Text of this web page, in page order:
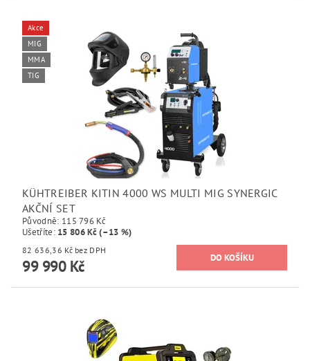
Akce
MIG
MMA
TIG
KÜHTREIBER KITIN 4000 WS MULTI MIG SYNERGIC
AKČNÍ SET
Původně: 115 796 Kč
Ušetříte: 15 806 Kč (–13 %)
82 636,36 Kč bez DPH
99 990 Kč